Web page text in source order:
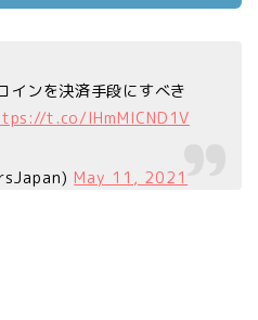
インを決済手段にすべき
t.co/IHmMICND1V
May 11, 2021